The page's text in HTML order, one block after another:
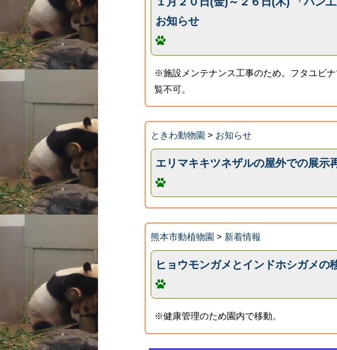
お知らせ
※施設メンテナンス工事のため。フタユビ
覧不可。
ときわ動物園 > お知らせ
エリマキキツネザルの屋外での展示
熊本市動植物園 > 新着情報
ヒョウモンガメとインドホシガメの
※健康管理のため園内で移動。